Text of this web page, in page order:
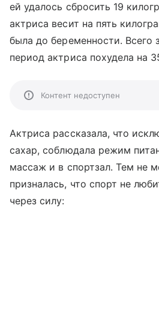
ей удалось сбросить 19
актриса весит на пять
была до беременности. Всего
период актриса похудела на
Контент недоступен
Актриса рассказала, что
сахар, соблюдала режим
массаж и в спортзал. Тем не
призналась, что спорт не
через силу: